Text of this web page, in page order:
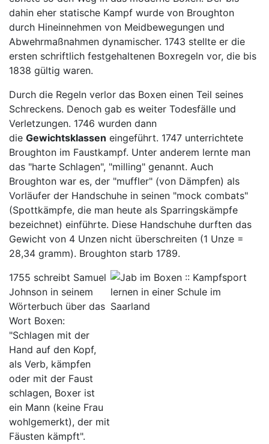
dahin eher statische Kampf wurde von Broughton
durch Hineinnehmen von Meidbewegungen und
Abwehrmaßnahmen dynamischer. 1743 stellte er die
ersten schriftlich festgehaltenen Boxregeln vor, die bis
1838 gültig waren.
Durch die Regeln verlor das Boxen einen Teil seines
Schreckens. Denoch gab es weiter Todesfälle und
Verletzungen. 1746 wurden dann
die Gewichtsklassen eingeführt. 1747 unterrichtete
Broughton im Faustkampf. Unter anderem lernte man
das "harte Schlagen", "milling" genannt. Auch
Broughton war es, der "muffler" (von Dämpfen) als
Vorläufer der Handschuhe in seinen "mock combats"
(Spottkämpfe, die man heute als Sparringskämpfe
bezeichnet) einführte. Diese Handschuhe durften das
Gewicht von 4 Unzen nicht überschreiten (1 Unze =
28,34 gramm). Broughton starb 1789.
1755 schreibt Samuel
Johnson in seinem
Wörterbuch über das
Wort Boxen:
"Schlagen mit der
Hand auf den Kopf,
als Verb, kämpfen
oder mit der Faust
schlagen, Boxer ist
ein Mann (keine Frau
wohlgemerkt), der mit
Fäusten kämpft".